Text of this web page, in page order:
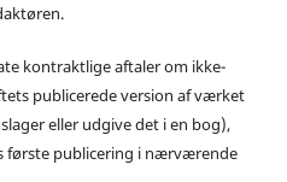
kontraktlige aftaler om ikke-
publicerede version af værket
eller udgive det i en bog),
første publicering i nærværende